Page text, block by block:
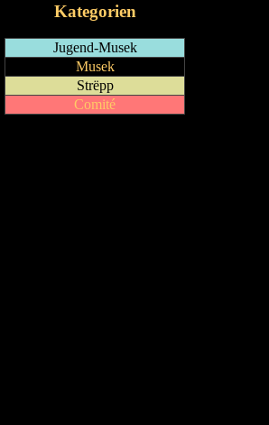
Kategorien
Jugend-Musek
Musek
Strëpp
Comité